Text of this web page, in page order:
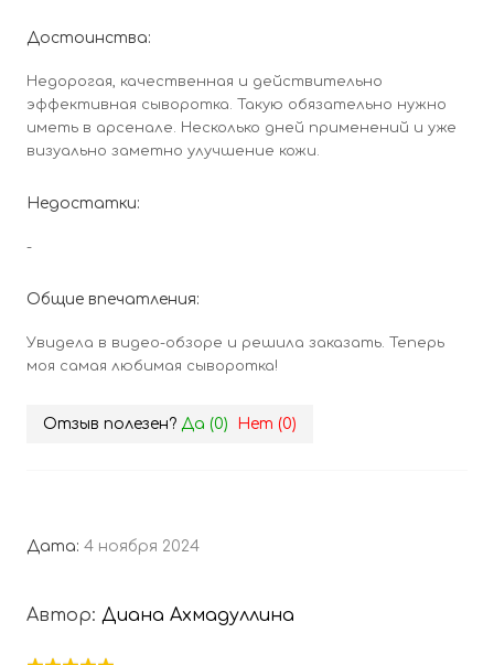
Достоинства:
Недорогая, качественная и действительно
эффективная сыворотка. Такую обязательно нужно
иметь в арсенале. Несколько дней применений и уже
визуально заметно улучшение кожи.
Недостатки:
-
Общие впечатления:
Увидела в видео-обзоре и решила заказать. Теперь
моя самая любимая сыворотка!
Отзыв полезен? Да (0) Нет (0)
Дата: 4 ноября 2024
Автор: Диана Ахмадуллина